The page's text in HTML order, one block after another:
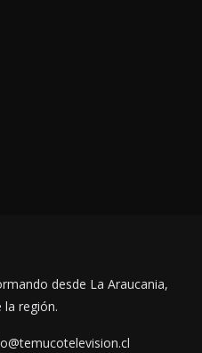
desde La Araucania,
la región.